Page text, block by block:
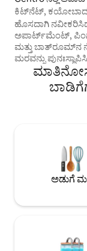
ಕಿಟ್‌ನೆಟ್,
ಹೊಸದಾಗಿ
ಅಪಾರ್ಟ್‌ಮೆಂಟ್,
ಮತ್ತು ಬಾತ್‌ರೂಮ್‌ನ
ಮರವನ್ನು
ಹೊಂದಿರುವ
ಹೊಂದಿರುವ ಕಟ್ಟಡ,
ಎದುರು ನೋಡುತ್ತಿದೆ
ಸ್ಥಳವಿಲ್ಲ.
ಸ್ನಾನದ ಲಿನೆನ್‌ಗಳನ್ನು
ಅಪಾರ್ಟ್‌ಮೆಂಟ್ ಅನ್ನು
ಕಡಲತೀರದಅಡುಗೆ